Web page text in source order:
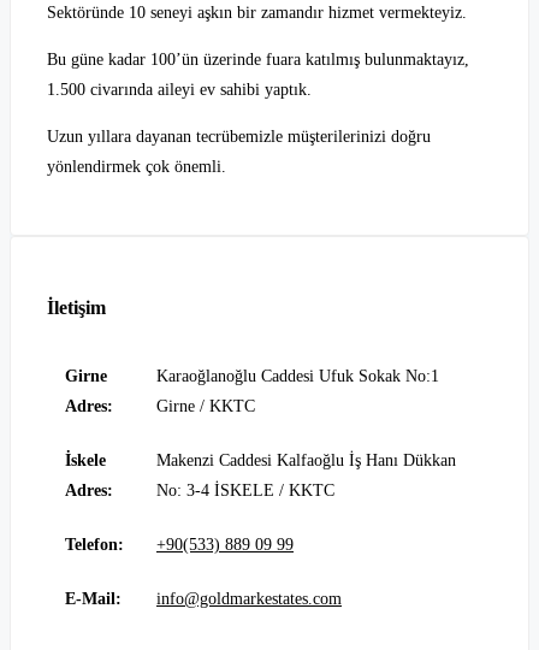
Sektöründe 10 seneyi aşkın bir zamandır hizmet vermekteyiz.
Bu güne kadar 100’ün üzerinde fuara katılmış bulunmaktayız,
1.500 civarında aileyi ev sahibi yaptık.
Uzun yıllara dayanan tecrübemizle müşterilerinizi doğru
yönlendirmek çok önemli.
İletişim
Girne
Adres:
Karaoğlanoğlu Caddesi Ufuk Sokak No:1
Girne / KKTC
İskele
Adres:
Makenzi Caddesi Kalfaoğlu İş Hanı Dükkan
No: 3-4 İSKELE / KKTC
Telefon: +90(533) 889 09 99
E-Mail: info@goldmarkestates.com